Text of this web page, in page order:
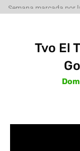
Semana marcada por
Tvo El